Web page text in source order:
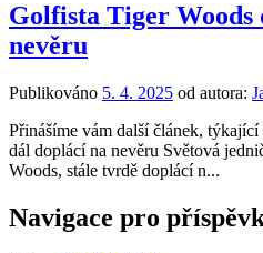
Golfista Tiger Woods
nevěru
Publikováno 5. 4. 2025 od autora:
Přinášíme vám další článek,
dál doplácí na nevěru Světová
Woods, stále tvrdě doplácí n...
Navigace pro